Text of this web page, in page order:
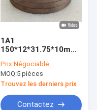
1A1
150*12*31.75*10mm
de diamants à liaison
de résine
Prix:Négociable
MOQ:5 pièces
Trouvez les derniers prix
Contactez